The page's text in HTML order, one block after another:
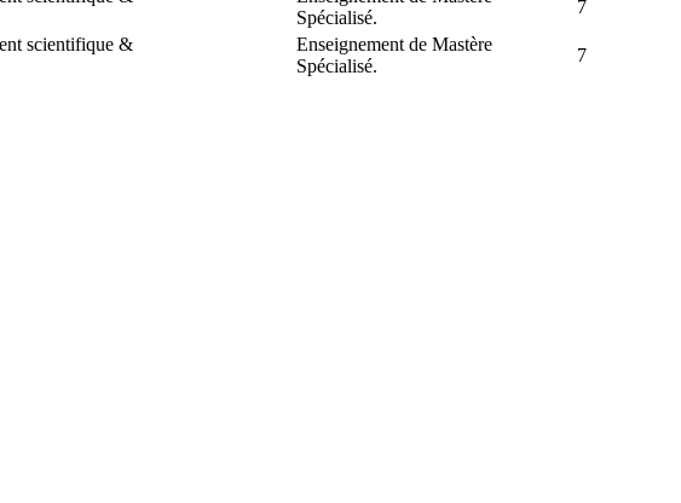
Spécialisé.
7
scientifique &
Enseignement de Mastère
Spécialisé.
7